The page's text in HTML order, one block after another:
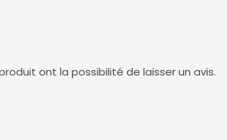
ont la possibilité de laisser un avis.